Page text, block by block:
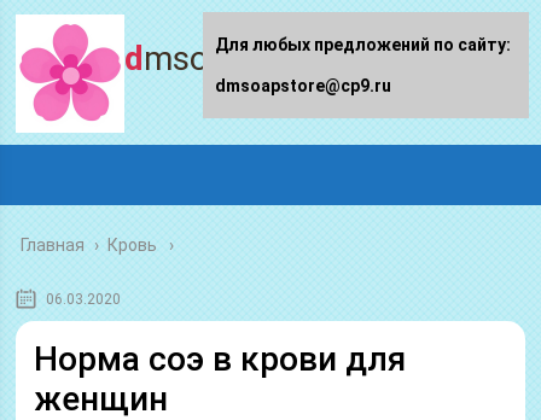
dmsoapstore.ru
Главная › Кровь
06.03.2020
Норма соэ в крови для
женщин
Для любых предложений по сайту:
dmsoapstore@cp9.ru